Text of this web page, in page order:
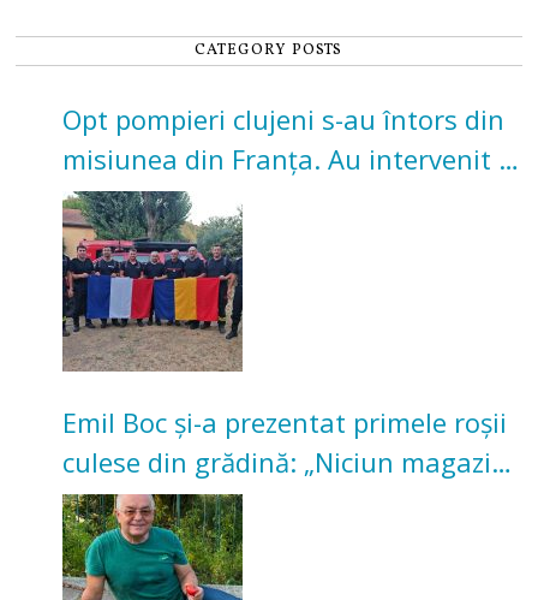
CATEGORY POSTS
Opt pompieri clujeni s-au întors din
misiunea din Franța. Au intervenit la
incendii de vegetație și pădure
Emil Boc și-a prezentat primele roșii
culese din grădină: „Niciun magazin
nu poate oferi această satisfacție”